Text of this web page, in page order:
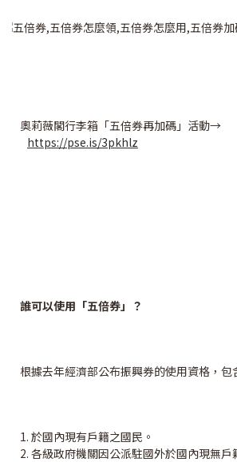
奧莉薇閣行李箱「五倍券再加碼」活動→
https://pse.is/3pkhlz
誰可以使用「五倍券」？
根據去年經濟部公布振興券的使用資格，包
1. 於國內現有戶籍之國民。
2. 各級政府機關因公派駐國外於國內現無